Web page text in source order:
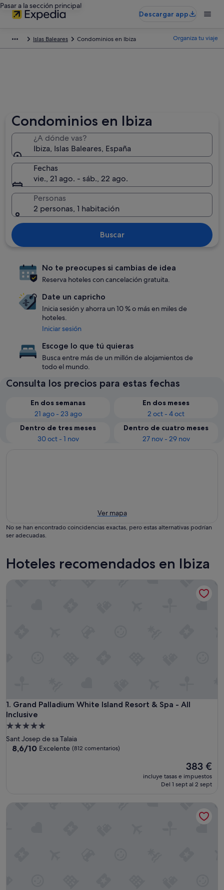
Pasar a la sección principal
Descargar app
Islas Baleares Condominios en Ibiza Organiza tu viaje
Condominios en Ibiza
¿A dónde vas?
Ibiza, Islas Baleares, España
Fechas
vie., 21 ago. - sáb., 22 ago.
Personas
2 personas, 1 habitación
Buscar
No te preocupes si cambias de idea
Reserva hoteles con cancelación gratuita.
Date un capricho
Inicia sesión y ahorra un 10 % o más en miles de
hoteles.
Iniciar sesión
Escoge lo que tú quieras
Busca entre más de un millón de alojamientos de
todo el mundo.
Consulta los precios para estas fechas
En dos semanas
21 ago - 23 ago
En dos meses
2 oct - 4 oct
Dentro de tres meses
30 oct - 1 nov
Dentro de cuatro meses
27 nov - 29 nov
Ver mapa
No se han encontrado coincidencias exactas, pero estas alternativas podrían
ser adecuadas.
Hoteles recomendados en Ibiza
1. Grand Palladium White Island Resort & Spa - All
Inclusive
Grand Palladium White Island Resort & Spa - All Inclusive
Alojamiento
de
5.0 estrellas
Sant Josep de sa Talaia
8.6
8,6/10 Excelente (812 comentarios)
El
precio
actual
383 €
incluye tasas e impuestos
Del 1 sept al 2 sept
Ushuaïa Ibiza Beach Hotel - Adults Only - Club Entrance